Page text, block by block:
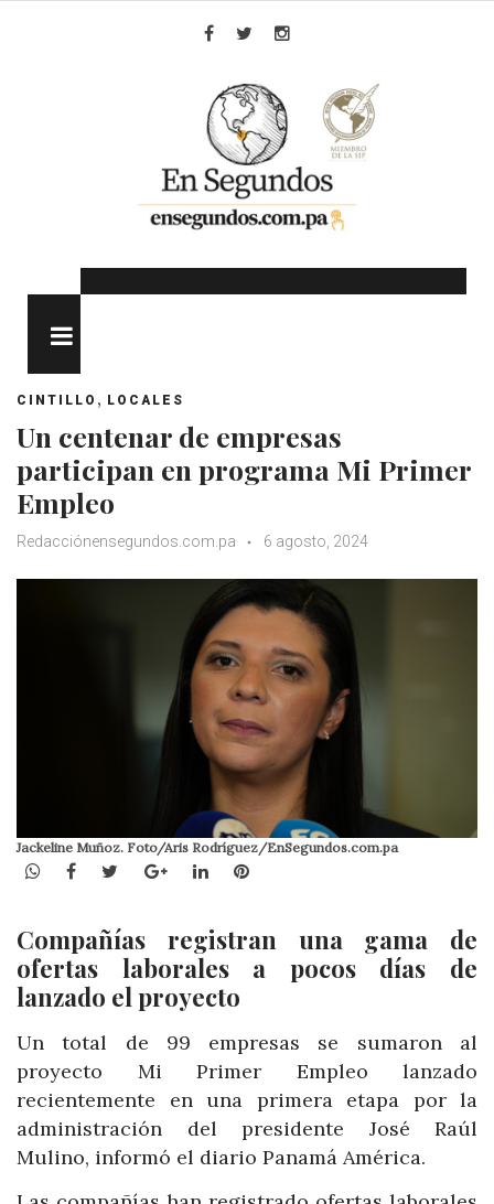
CINTILLO , LOCALES
Un centenar de empresas
participan en programa Mi Primer
Empleo
Redacciónensegundos.com.pa 6 agosto, 2024
Jackeline Muñoz. Foto/Aris Rodríguez/EnSegundos.com.pa
WhatsApp
Facebook
TwitterGoogle+LinkedInPinterest
Compañías registran una gama de
ofertas laborales a pocos días de
lanzado el proyecto
Un total de 99 empresas se sumaron al
proyecto Mi Primer Empleo lanzado
recientemente en una primera etapa por la
administración del presidente José Raúl
Mulino, informó el diario Panamá América.